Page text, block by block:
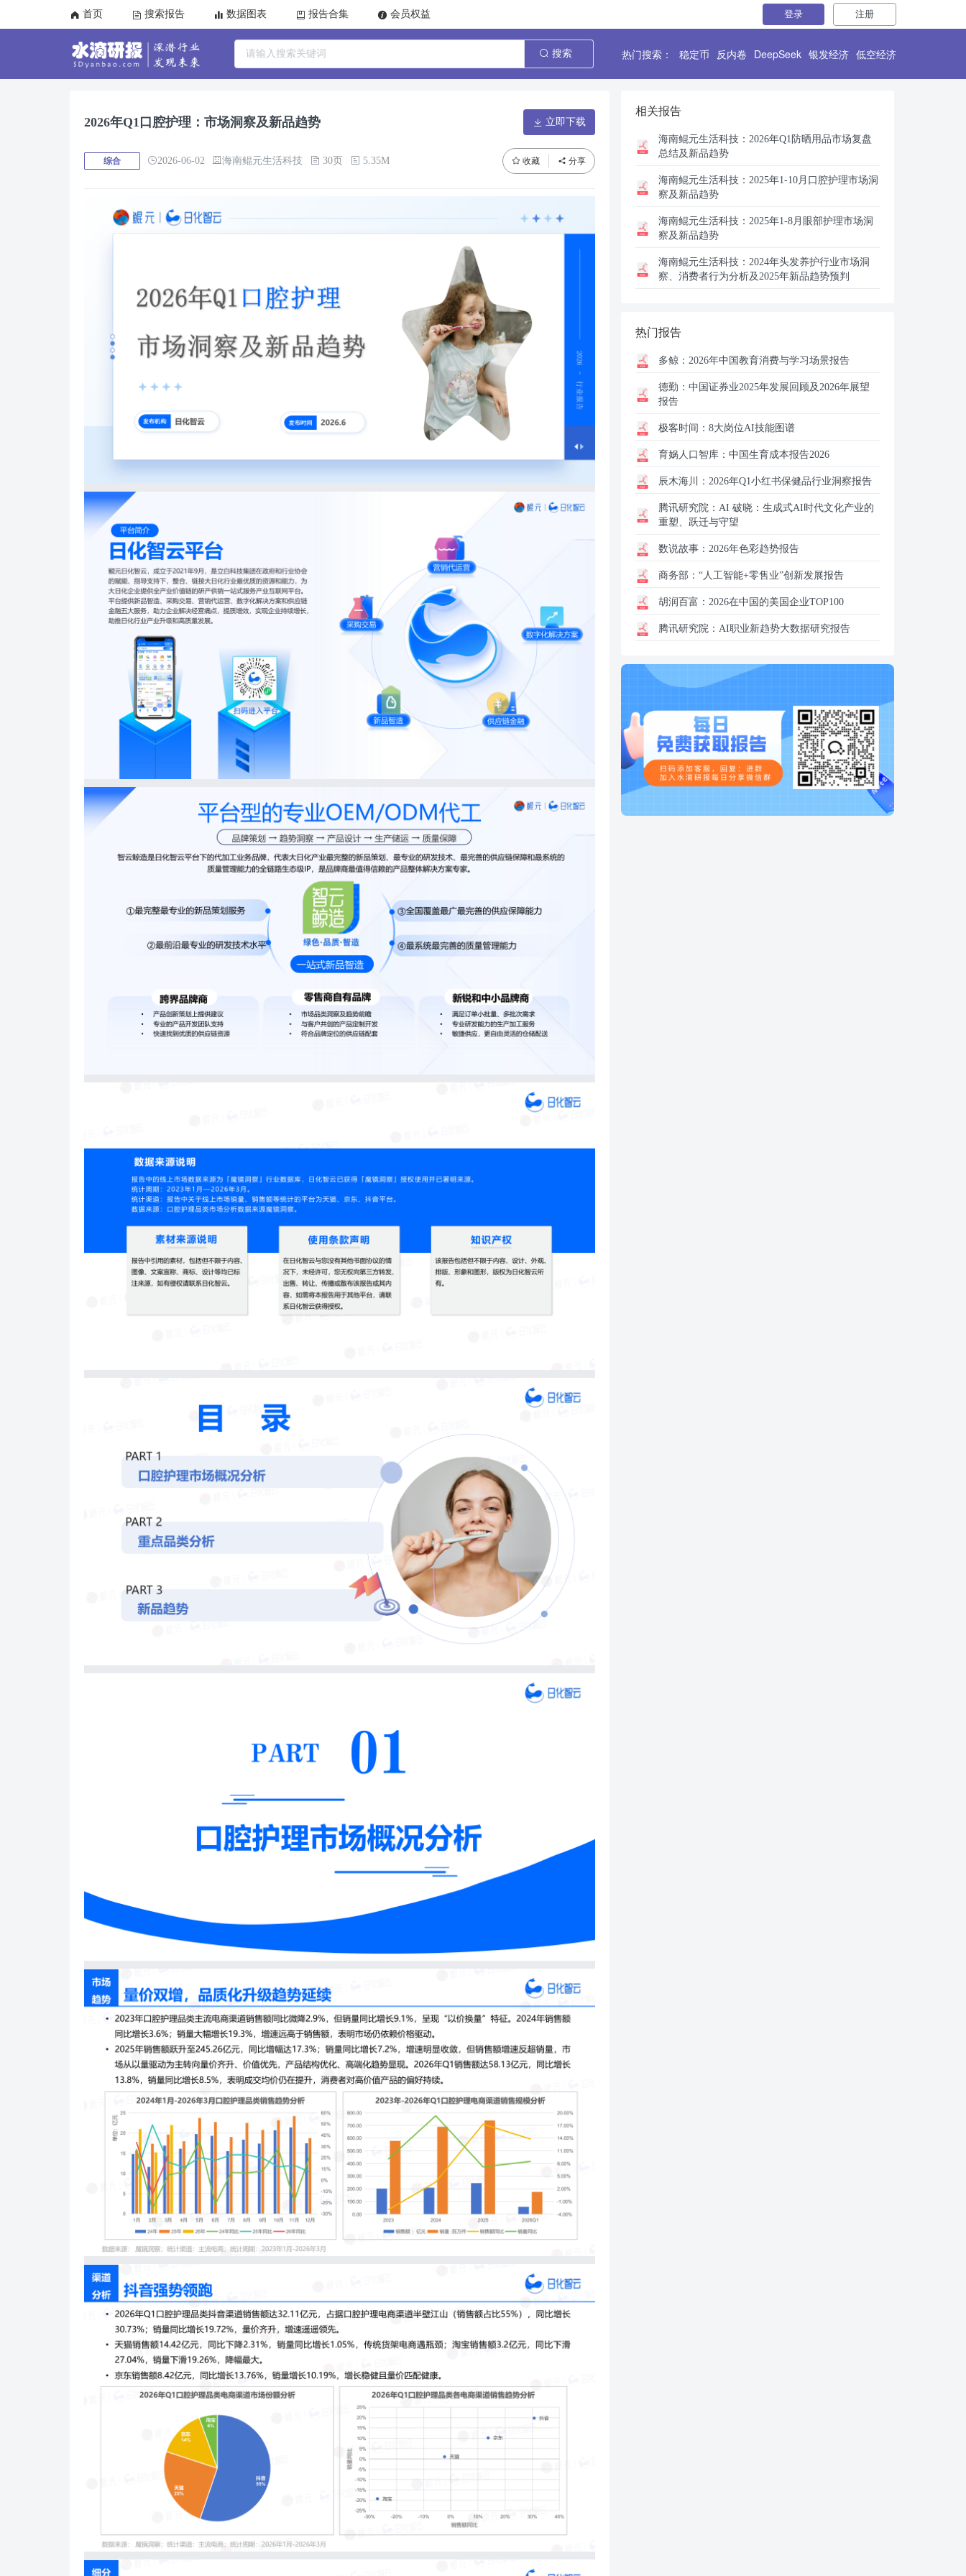
首页 搜索报告 数据图表 报告合集 会员权益 登录 注册
搜索 热门搜索： 稳定币 反内卷 DeepSeek 银发经济 低空经济
2026年Q1口腔护理：市场洞察及新品趋势 立即下载
综合 2026-06-02 海南鲲元生活科技 30页 5.35M 收藏 分享
相关报告
海南鲲元生活科技： 2026年Q1防晒用品市场复盘
总结及新品趋势
海南鲲元生活科技： 2025年1-10月口腔护理市场洞
察及新品趋势
海南鲲元生活科技： 2025年1-8月眼部护理市场洞
察及新品趋势
海南鲲元生活科技： 2024年头发养护行业市场洞
察、消费者行为分析及2025年新品趋势预判
热门报告
多鲸： 2026年中国教育消费与学习场景报告
德勤： 中国证券业2025年发展回顾及2026年展望
报告
极客时间： 8大岗位AI技能图谱
育娲人口智库： 中国生育成本报告2026
辰木海川： 2026年Q1小红书保健品行业洞察报告
腾讯研究院： AI 破晓：生成式AI时代文化产业的
重塑、跃迁与守望
数说故事： 2026年色彩趋势报告
商务部： “人工智能+零售业”创新发展报告
胡润百富： 2026在中国的美国企业TOP100
腾讯研究院： AI职业新趋势大数据研究报告